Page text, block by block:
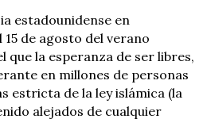
estadounidense en
de agosto del verano
que la esperanza de ser libres,
en millones de personas
estricta de la ley islámica (la
alejados de cualquier